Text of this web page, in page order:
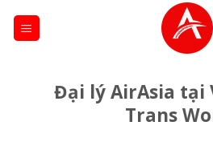
Đại lý AirAsia tại
Trans